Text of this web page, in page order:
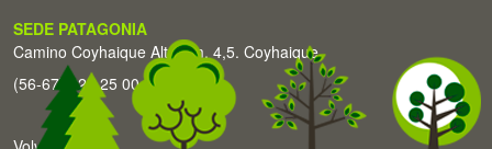
SEDE PATAGONIA
Camino Coyhaique Alto Km. 4,5. Coyhaique
(56-67) 226 25 00